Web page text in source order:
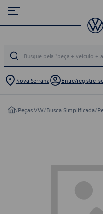
Nova Serrana Entre/registre-se
/Peças VW/Busca Simplificada/